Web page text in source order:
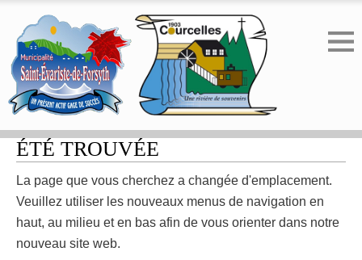
ERREUR 404 - LA PAGE N'A PAS
ÉTÉ TROUVÉE
La page que vous cherchez a changée d'emplacement.
Veuillez utiliser les nouveaux menus de navigation en
haut, au milieu et en bas afin de vous orienter dans notre
nouveau site web.